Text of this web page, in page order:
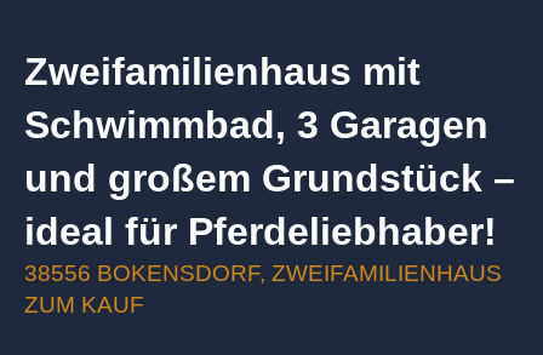
Zweifamilienhaus mit
Schwimmbad, 3 Garagen
und großem Grundstück –
ideal für Pferdeliebhaber!
38556 BOKENSDORF, ZWEIFAMILIENHAUS
ZUM KAUF